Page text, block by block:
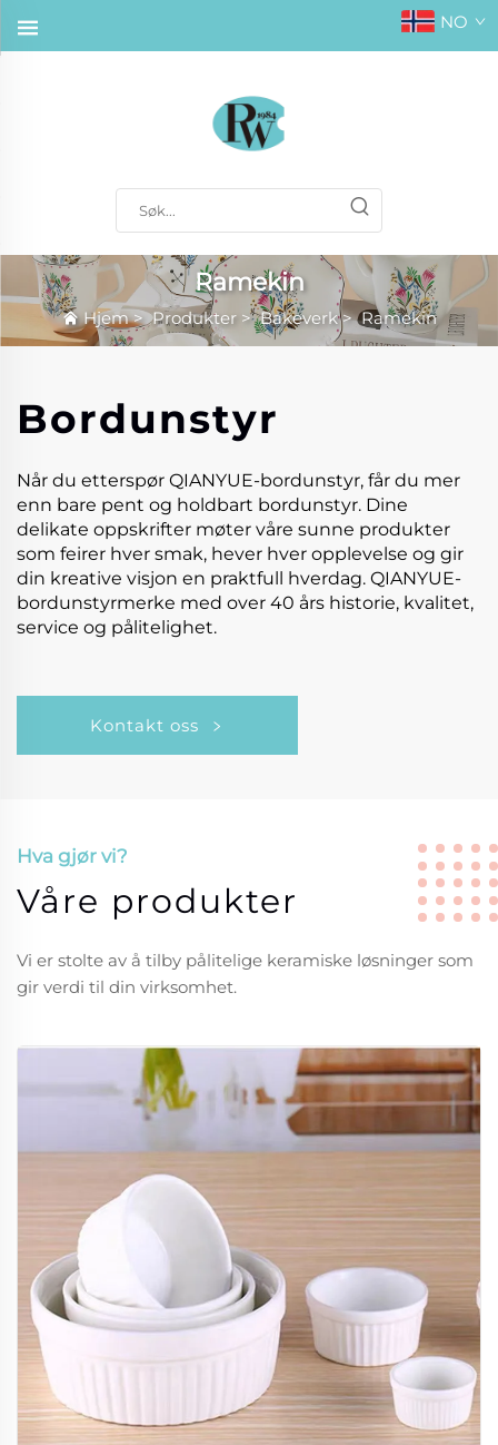
NO
Ramekin
Hjem>Produkter>Bakeverk>Ramekin
Bordunstyr
Når du etterspør QIANYUE-bordunstyr, får du mer
enn bare pent og holdbart bordunstyr. Dine
delikate oppskrifter møter våre sunne produkter
som feirer hver smak, hever hver opplevelse og gir
din kreative visjon en praktfull hverdag. QIANYUE-
bordunstyrmerke med over 40 års historie, kvalitet,
service og pålitelighet.
Kontakt oss
Hva gjør vi?
Våre produkter
Vi er stolte av å tilby pålitelige keramiske løsninger som
gir verdi til din virksomhet.